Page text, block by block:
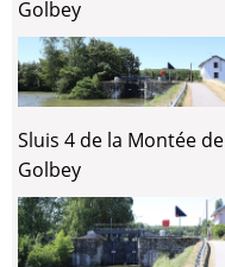
Golbey
Sluis 4 de la Montée de
Golbey